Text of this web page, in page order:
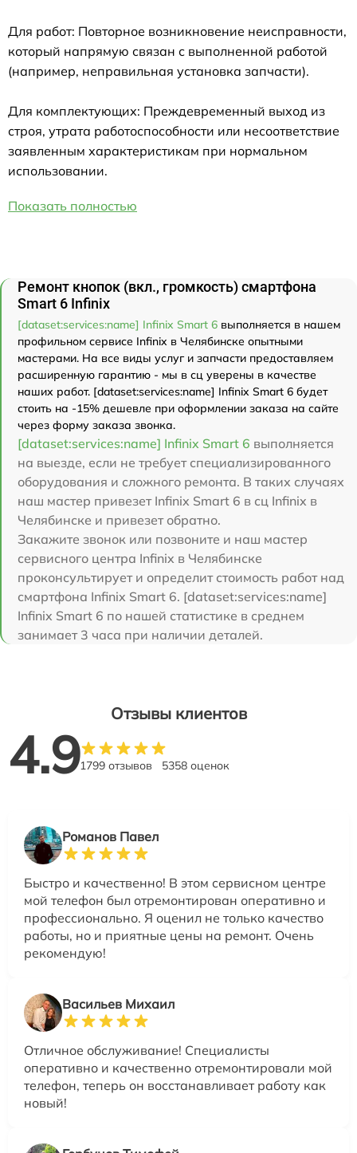
Для работ: Повторное возникновение неисправности,
который напрямую связан с выполненной работой
(например, неправильная установка запчасти).
Для комплектующих: Преждевременный выход из
строя, утрата работоспособности или несоответствие
заявленным характеристикам при нормальном
использовании.
Показать полностью
Ремонт кнопок (вкл., громкость) смартфона
Smart 6 Infinix
[dataset:services:name] Infinix Smart 6 выполняется в нашем
профильном сервисе Infinix в Челябинске опытными
мастерами. На все виды услуг и запчасти предоставляем
расширенную гарантию - мы в сц уверены в качестве
наших работ. [dataset:services:name] Infinix Smart 6 будет
стоить на -15% дешевле при оформлении заказа на сайте
через форму заказа звонка.
[dataset:services:name] Infinix Smart 6 выполняется
на выезде, если не требует специализированного
оборудования и сложного ремонта. В таких случаях
наш мастер привезет Infinix Smart 6 в сц Infinix в
Челябинске и привезет обратно.
Закажите звонок или позвоните и наш мастер
сервисного центра Infinix в Челябинске
проконсультирует и определит стоимость работ над
смартфона Infinix Smart 6. [dataset:services:name]
Infinix Smart 6 по нашей статистике в среднем
занимает 3 часа при наличии деталей.
Отзывы клиентов
4.91799 отзывов 5358 оценок
Романов Павел
Быстро и качественно! В этом сервисном центре
мой телефон был отремонтирован оперативно и
профессионально. Я оценил не только качество
работы, но и приятные цены на ремонт. Очень
рекомендую!
Васильев Михаил
Отличное обслуживание! Специалисты
оперативно и качественно отремонтировали мой
телефон, теперь он восстанавливает работу как
новый!